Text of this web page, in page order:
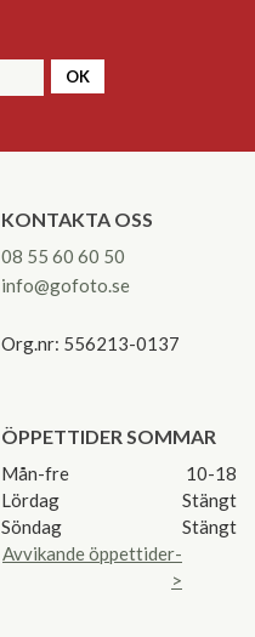
OK
KONTAKTA OSS
08 55 60 60 50
info@gofoto.se
Org.nr: 556213-0137
ÖPPETTIDER SOMMAR
Mån-fre
10-18
Lördag
Stängt
Söndag
Stängt
Avvikande öppettider-
>